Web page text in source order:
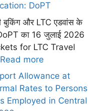
DoPT
बुकिंग और LTC एडवांस के
का 16 जुलाई 2026
for LTC Travel
Read more
Allowance at
Rates to Persons
Employed in Central